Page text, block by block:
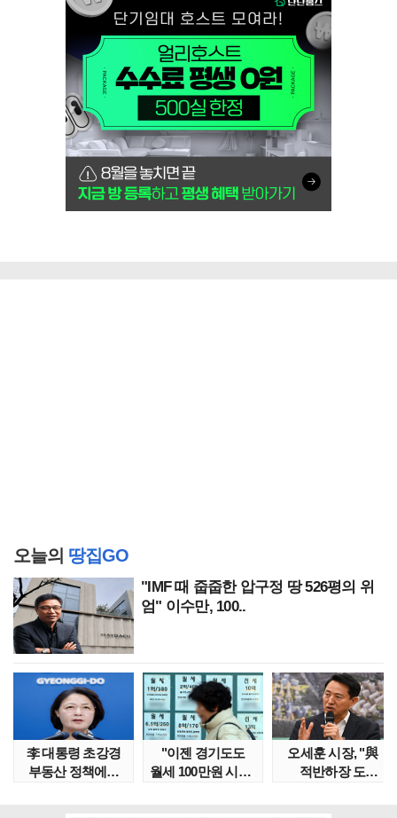
오늘의 땅집GO
"IMF 때 줍줍한 압구정 땅 526평의 위
엄" 이수만, 100..
李 대통령 초강경
부동산 정책에…
"이젠 경기도도
월세 100만원 시대"
오세훈 시장, "與
적반하장 도